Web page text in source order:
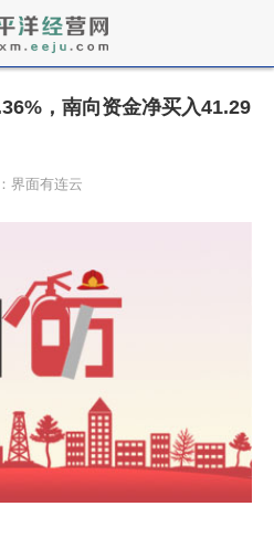
，南向资金净买入41.29
界面有连云